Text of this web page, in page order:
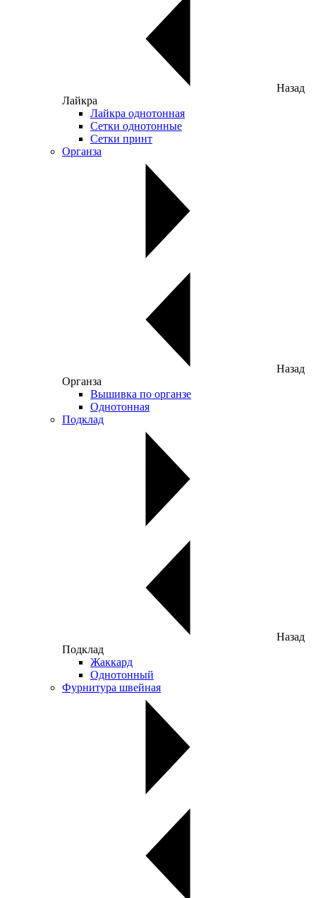
Назад
Лайкра
Лайкра однотонная
Сетки однотонные
Сетки принт
Органза
Назад
Органза
Вышивка по органзе
Однотонная
Подклад
Назад
Подклад
Жаккард
Однотонный
Фурнитура швейная